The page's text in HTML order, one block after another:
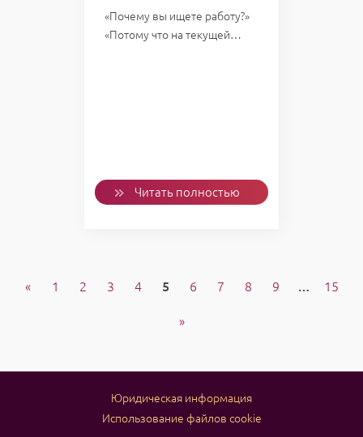
«Почему вы ищете работу?»
«Потому что на текущей…
Читать полностью
« 1 2 3 4 5 6 7 8 9 … 15
»
Юридическая информация
Использование файлов cookie